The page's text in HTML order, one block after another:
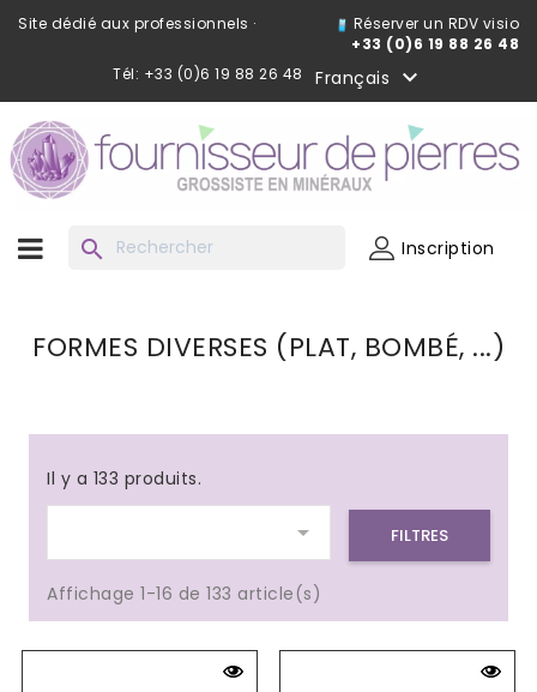
Site dédié aux professionnels ·
Réserver un RDV visio
+33 (0)6 19 88 26 48
Tél: +33 (0)6 19 88 26 48
Français 
search Inscription
FORMES DIVERSES (PLAT, BOMBÉ, ...)
Il y a 133 produits.
 FILTRES
Affichage 1-16 de 133 article(s)